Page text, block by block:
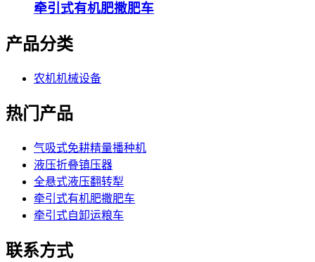
牵引式有机肥撒肥车
产品分类
农机机械设备
热门产品
气吸式免耕精量播种机
液压折叠镇压器
全悬式液压翻转犁
牵引式有机肥撒肥车
牵引式自卸运粮车
联系方式